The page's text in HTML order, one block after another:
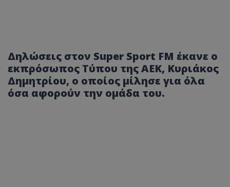
Δηλώσεις στον Super Sport FM έκανε ο
εκπρόσωπος Τύπου της ΑΕΚ, Κυριάκος
Δημητρίου, ο οποίος μίλησε για όλα
όσα αφορούν την ομάδα του.